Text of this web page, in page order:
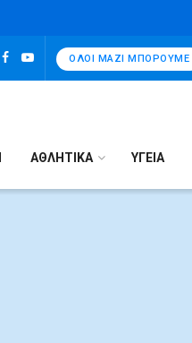
ΌΛΟΙ ΜΑΖΊ ΜΠΟΡΟΎΜΕ
ΑΘΛΗΤΙΚΑ ΥΓΕΙΑ